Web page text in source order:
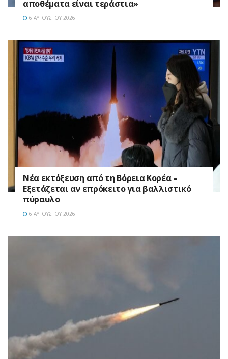
αποθέματα είναι τεράστια»
6 ΑΥΓΟΎΣΤΟΥ 2026
Νέα εκτόξευση από τη Βόρεια Κορέα –
Εξετάζεται αν επρόκειτο για βαλλιστικό
πύραυλο
6 ΑΥΓΟΎΣΤΟΥ 2026